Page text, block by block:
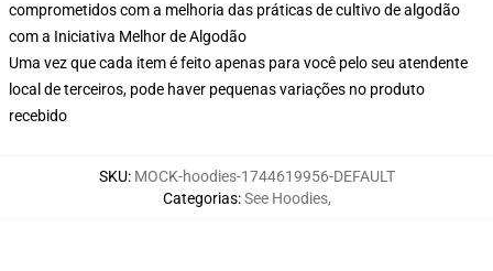
comprometidos com a melhoria das práticas de cultivo de algodão
com a Iniciativa Melhor de Algodão
Uma vez que cada item é feito apenas para você pelo seu atendente
local de terceiros, pode haver pequenas variações no produto
recebido
SKU: MOCK-hoodies-1744619956-DEFAULT
Categorias:See Hoodies,